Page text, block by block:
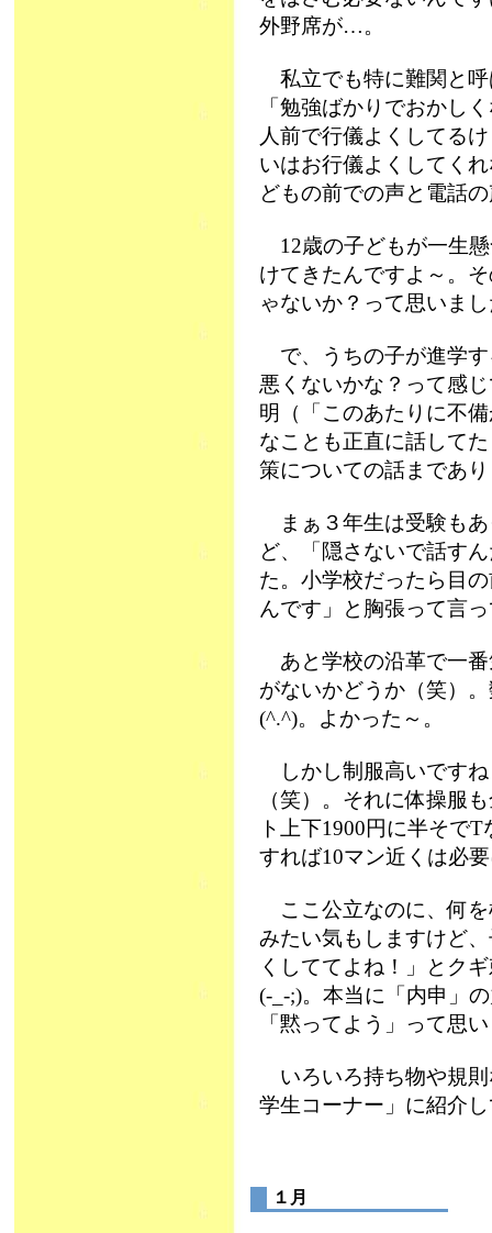
外野席が…。
私立でも特に難関と呼
「勉強ばかりでおかし
人前で行儀よくしてる
いはお行儀よくしてく
どもの前での声と電話
12歳の子どもが一生
けてきたんですよ～。
ゃないか？って思いま
で、うちの子が進学す
悪くないかな？って感
明（「このあたりに不
なことも正直に話して
策についての話まであ
まぁ３年生は受験もあ
ど、「隠さないで話す
た。小学校だったら目
んです」と胸張って言
あと学校の沿革で一番
がないかどうか（笑）
(^.^)。よかった～。
しかし制服高いですね
（笑）。それに体操服
ト上下1900円に半そで
すれば10マン近くは必
ここ公立なのに、何を
みたい気もしますけど
くしててよね！」とク
(-_-;)。本当に「内申」
「黙ってよう」って思
いろいろ持ち物や規則
学生コーナー」に紹介
１月